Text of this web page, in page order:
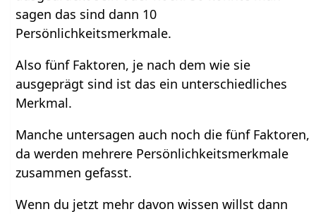
sagen das sind dann 10
Persönlichkeitsmerkmale.
Also fünf Faktoren, je nach dem wie sie
ausgeprägt sind ist das ein unterschiedliches
Merkmal.
Manche untersagen auch noch die fünf Faktoren,
da werden mehrere Persönlichkeitsmerkmale
zusammen gefasst.
Wenn du jetzt mehr davon wissen willst dann